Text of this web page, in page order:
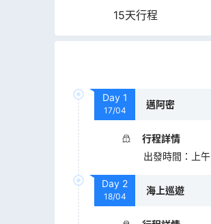
15天行程
Day 1
17/04
邁阿密
行程詳情
出發時間 ： 上午
Day 2
18/04
海上巡遊